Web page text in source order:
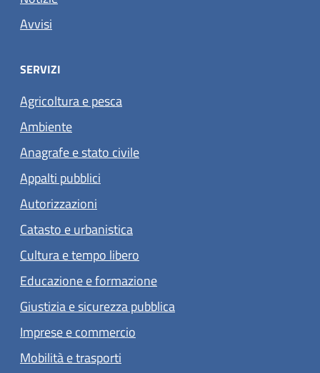
Avvisi
SERVIZI
Agricoltura e pesca
Ambiente
Anagrafe e stato civile
Appalti pubblici
Autorizzazioni
Catasto e urbanistica
Cultura e tempo libero
Educazione e formazione
Giustizia e sicurezza pubblica
Imprese e commercio
Mobilità e trasporti